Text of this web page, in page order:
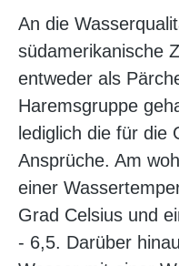
An die
südamerikanische
entweder als
Haremsgruppe
lediglich die für die
Ansprüche. Am
einer
Grad Celsius und
- 6,5. Darüber